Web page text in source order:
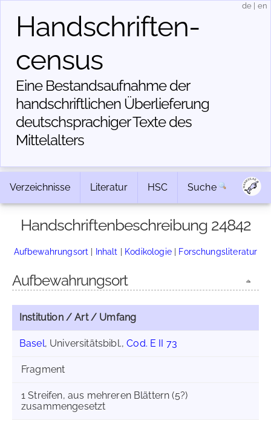
Handschriften­
census
Eine Bestandsaufnahme der
handschriftlichen Über­lieferung
deutschsprachiger Texte des
Mittelalters
de en
Verzeichnisse Literatur HSC Suche
Handschriftenbeschreibung 24842
Aufbewahrungsort | Inhalt | Kodikologie| Forschungsliteratur
Aufbewahrungsort
Institution / Art / Umfang
Basel, Universitätsbibl.,Cod. E II 73
Fragment
1 Streifen, aus mehreren Blättern (5?)
zusammengesetzt